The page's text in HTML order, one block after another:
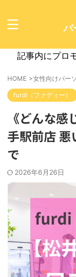
パ
記事内にプロ
HOME >女性向けパー
furdi（ファディー）
《どんな
手駅前店 悪
で
2026年6月26日